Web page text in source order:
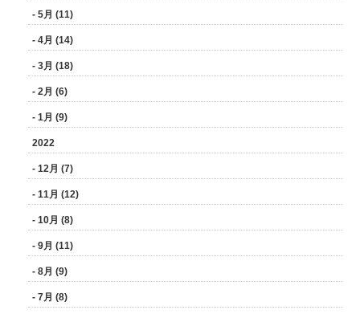
- 5月 (11)
- 4月 (14)
- 3月 (18)
- 2月 (6)
- 1月 (9)
2022
- 12月 (7)
- 11月 (12)
- 10月 (8)
- 9月 (11)
- 8月 (9)
- 7月 (8)